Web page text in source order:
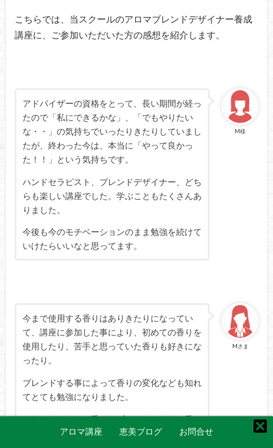
こちらでは、当スクールのアロマブレンドデザイナー養成
講座に、ご参加いただいた方の感想を紹介します。
M様
アドバイザーの資格をとって、長い期間が経っ
たので「私にできるかな」、「でもやりたい
な・・」の気持ちでいったりきたりしていまし
たが、終わった今は、本当に「やって良かっ
た！！」という気持ちです。
ハンドセラピスト、ブレンドデザイナー、どち
らも楽しい講座でした。学ぶこともたくさんあ
りました。
今後も今のモチベーションのまま勉強を続けて
いけたらいいなと思ってます。
Mさま
今まで使用する香りはありきたりになってい
て、講座に参加した事により、初めての香りを
使用したり、苦手と思っていた香りも好きにな
ったり。
ブレンドする事によって香りの変化なども知れ
てとても勉強になりました。
これから、もっと香りをブレンドしたり、香り
と向き合い、生活にとりいれていきたいと思い
アロマ講座 恵美ブログ お問合せ